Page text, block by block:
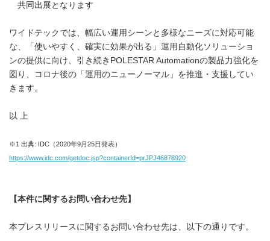
共同出展となります
ワイドテックでは、幅広い運用シーンと多様なニーズに対応可能
な、「使いやすく、確実に効果が出る」運用自動化ソリューショ
ンの提供に向け、引き続きPOLESTAR Automationの製品力強化を
図り、コロナ後の「運用のニューノーマル」を推進・支援してい
きます。
以 上
※1 出典: IDC（2020年9月25日発表）
https://www.idc.com/getdoc.jsp?containerId=prJPJ46878920
【本件に関するお問い合わせ先】
本プレスリリースに関するお問い合わせ先は、以下の通りです。